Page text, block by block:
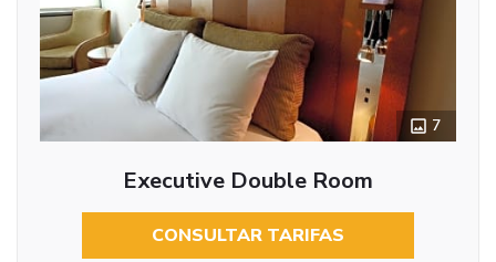
7
Executive Double Room
CONSULTAR TARIFAS